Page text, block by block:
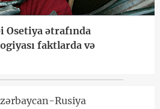
Osetiya ətrafında
faktlarda və
Rusiya